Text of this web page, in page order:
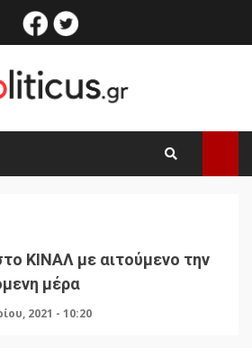
facebook
ΚΙΝΑΛ με αιτούμενο την
μέρα
2021 - 10:20